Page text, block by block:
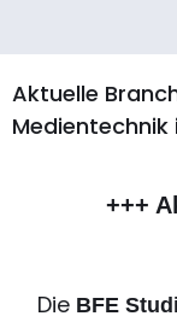
Aktuelle
Medientechnik
+++
Die BFE